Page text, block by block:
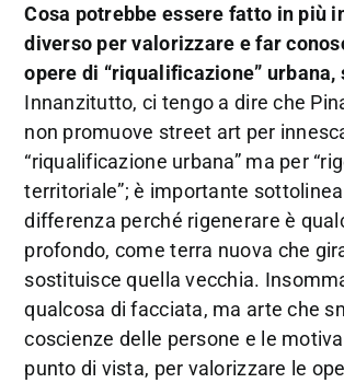
Cosa potrebbe essere fatto in più
diverso per valorizzare e far
opere di “riqualificazione” urbana,
Innanzitutto, ci tengo a dire che
non promuove street art per
“riqualificazione urbana” ma per
territoriale”; è importante
differenza perché rigenerare è
profondo, come terra nuova che
sostituisce quella vecchia.
qualcosa di facciata, ma arte che
coscienze delle persone e le
punto di vista, per valorizzare le